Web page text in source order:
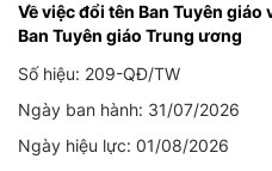
Về việc đổi tên Ban Tuyên
Ban Tuyên giáo Trung ương
Số hiệu: 209-QĐ/TW
Ngày ban hành: 31/07/2026
Ngày hiệu lực: 01/08/2026